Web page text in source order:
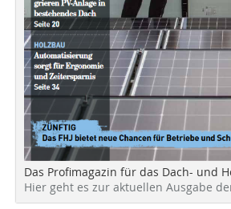
Das Profimagazin für das Dach- und
Hier geht es zur aktuellen Ausgabe